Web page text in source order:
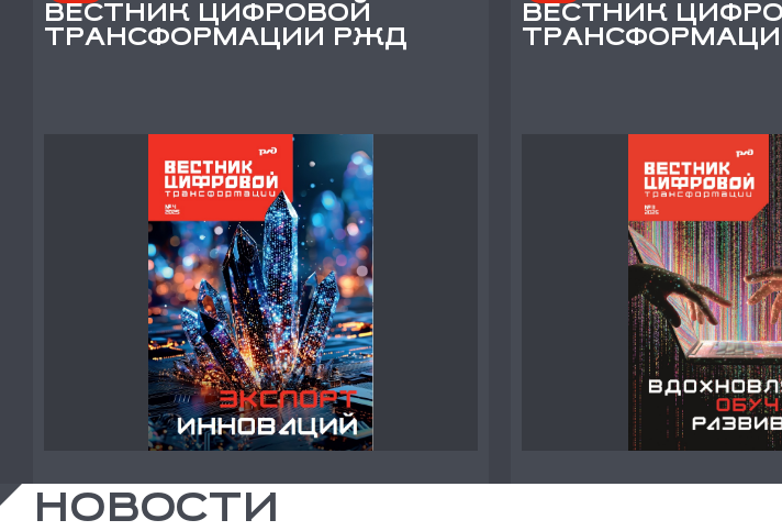
ВЕСТНИК ЦИФРОВОЙ
ТРАНСФОРМАЦИИ РЖД
ВЕСТНИК
НОВОСТИ